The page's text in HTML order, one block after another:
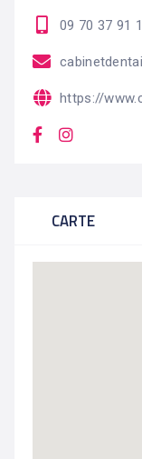
09 70 37 91
https://
CARTE